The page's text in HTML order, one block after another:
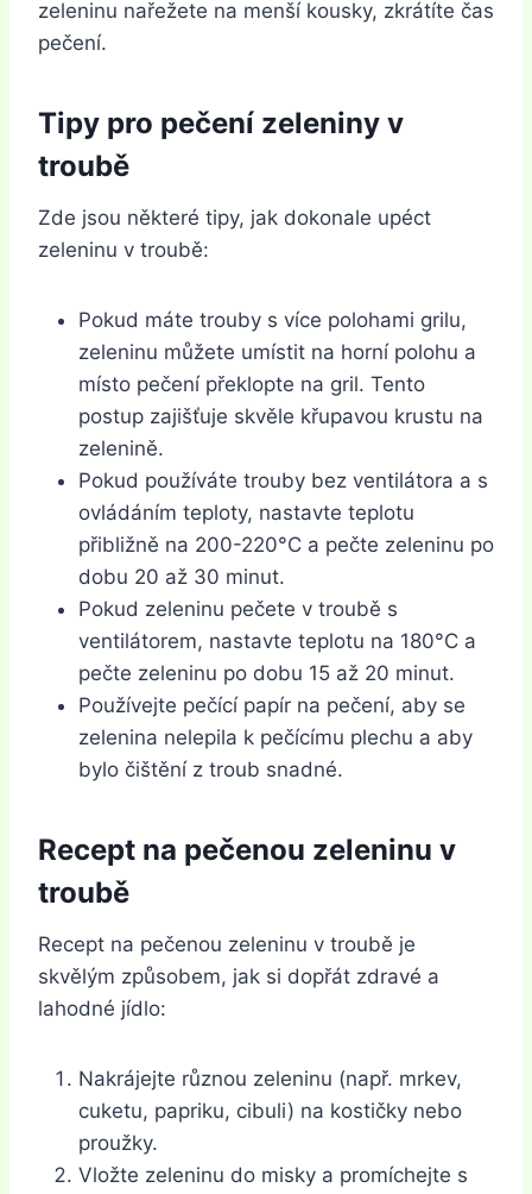
zeleninu nařežete na menší kousky, zkrátíte čas
pečení.
Tipy pro pečení zeleniny v
troubě
Zde jsou některé tipy, jak dokonale upéct
zeleninu v troubě:
Pokud máte trouby s více polohami grilu,
zeleninu můžete umístit na horní polohu a
místo pečení překlopte na gril. Tento
postup zajišťuje skvěle křupavou krustu na
zelenině.
Pokud používáte trouby bez ventilátora a s
ovládáním teploty, nastavte teplotu
přibližně na 200-220°C a pečte zeleninu po
dobu 20 až 30 minut.
Pokud zeleninu pečete v troubě s
ventilátorem, nastavte teplotu na 180°C a
pečte zeleninu po dobu 15 až 20 minut.
Používejte pečící papír na pečení, aby se
zelenina nelepila k pečícímu plechu a aby
bylo čištění z troub snadné.
Recept na pečenou zeleninu v
troubě
Recept na pečenou zeleninu v troubě je
skvělým způsobem, jak si dopřát zdravé a
lahodné jídlo:
Nakrájejte různou zeleninu (např. mrkev,
cuketu, papriku, cibuli) na kostičky nebo
proužky.
Vložte zeleninu do misky a promíchejte s